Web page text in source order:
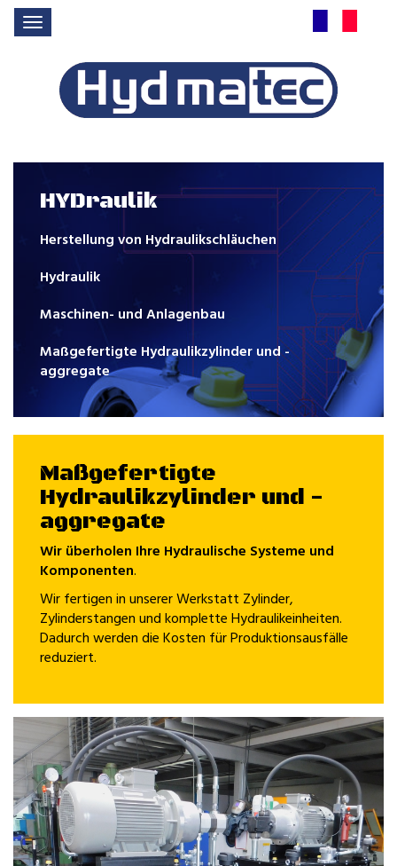
HYDraulik
Herstellung von Hydraulikschläuchen
Hydraulik
Maschinen- und Anlagenbau
Maßgefertigte Hydraulikzylinder und -
aggregate
Maßgefertigte
Hydraulikzylinder und -
aggregate
Wir überholen Ihre Hydraulische Systeme und
Komponenten.
Wir fertigen in unserer Werkstatt Zylinder,
Zylinderstangen und komplette Hydraulikeinheiten.
Dadurch werden die Kosten für Produktionsausfälle
reduziert.